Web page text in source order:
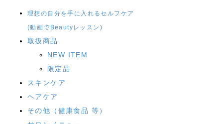
理想の自分を手に入れるセルフケア
(動画でBeautyレッスン)
取扱商品
NEW ITEM
限定品
スキンケア
ヘアケア
その他（健康食品 等）